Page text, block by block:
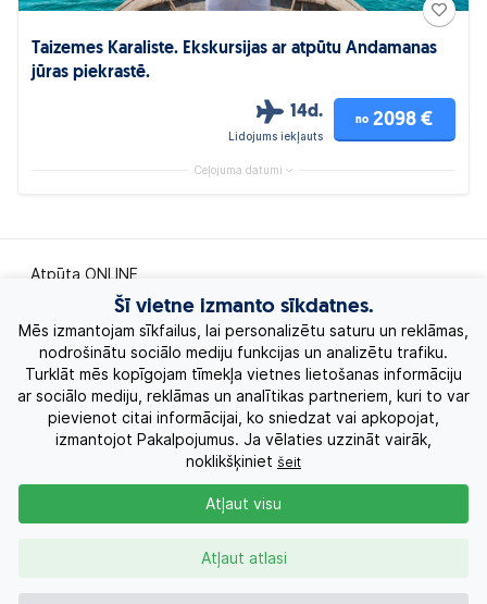
Taizemes Karaliste. Ekskursijas ar atpūtu Andamanas
jūras piekrastē.
14d.
Lidojums iekļauts
no 2098 €
Ceļojuma datumi
Atpūta ONLINE
Ekskursiju ceļojumi
Eksotiskie ceļojumi
Labākie piedāvājumi
Kruīzi
Kontakti
Šī vietne izmanto sīkdatnes.
Mēs izmantojam sīkfailus, lai personalizētu saturu un reklāmas,
nodrošinātu sociālo mediju funkcijas un analizētu trafiku.
Turklāt mēs kopīgojam tīmekļa vietnes lietošanas informāciju
ar sociālo mediju, reklāmas un analītikas partneriem, kuri to var
pievienot citai informācijai, ko sniedzat vai apkopojat,
izmantojot Pakalpojumus. Ja vēlaties uzzināt vairāk,
noklikšķiniet šeit
Atļaut atlasi
Atļaut visu